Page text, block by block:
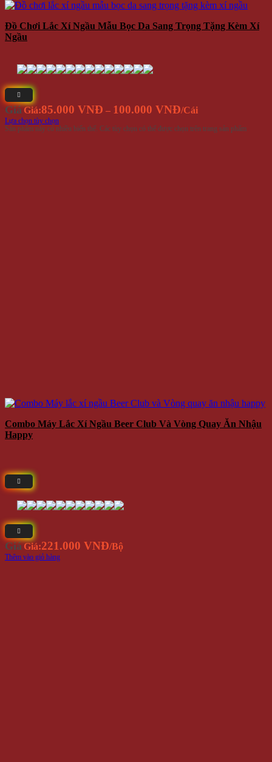
Đồ Chơi Lắc Xí Ngầu Mẫu Bọc Da Sang Trọng Tặng Kèm Xí
Ngầu
Giá Giá:85.000 VNĐ – 100.000 VNĐ/Cái
Lựa chọn tùy chọn
Sản phẩm này có nhiều biến thể. Các tùy chọn có thể được chọn trên trang sản phẩm
Combo Máy Lắc Xí Ngầu Beer Club Và Vòng Quay Ăn Nhậu
Happy
Giá Giá:221.000 VNĐ/Bộ
Thêm vào giỏ hàng